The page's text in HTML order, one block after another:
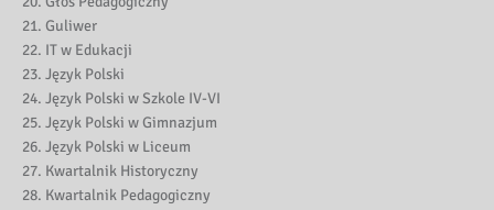
Guliwer
IT w Edukacji
Język Polski
Język Polski w Szkole IV-VI
Język Polski w Gimnazjum
Język Polski w Liceum
Kwartalnik Historyczny
Kwartalnik Pedagogiczny